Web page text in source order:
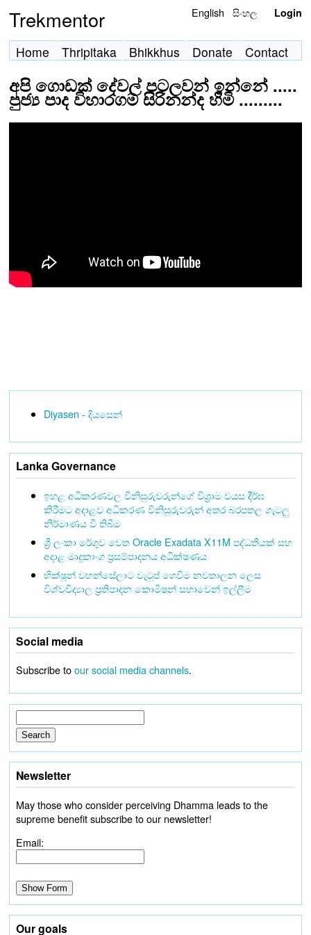
Trekmentor English සිංහල Login
Home Thripitaka Bhikkhus Donate Contact
අපි ගොඩක් දේවල් පටලවන් ඉන්නේ .....
පුජ්‍ය පාද විහාරගම සිරිනන්ද හිමි .........
Diyasen - දියසෙන්
Lanka Governance
ඉහළ අධිකරණවල විනිසුරුවරුන්ගේ විශ්‍රාම වයස දීර්ඝ
කිරීමට අදාළව අධිකරණ විනිසුරුවරුන් අතර බරපතල ගැටලු
නිර්මාණය වී තිබීම
ශ්‍රී ලංකා රේගුව වෙත Oracle Exadata X11M පද්ධතියක් සහ
අදාළ මෘදුකාංග ප්‍රසම්පාදනය අධීක්ෂණය
භික්ෂූන් වහන්සේලාට වැටුප් ගෙවීම නවතාලන ලෙස
විශ්වවිද්‍යාල ප්‍රතිපාදන කොමිෂන් සභාවෙන් ඉල්ලීම
Social media
Subscribe toour social media channels.
Newsletter
May those who consider perceiving Dhamma leads to the
supreme benefit subscribe to our newsletter!
Email:
Our goals